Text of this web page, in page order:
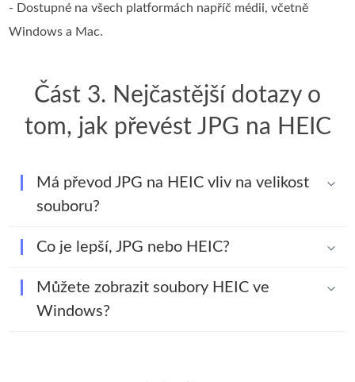
- Dostupné na všech platformách napříč médii, včetně
Windows a Mac.
Část 3. Nejčastější dotazy o
tom, jak převést JPG na HEIC
Má převod JPG na HEIC vliv na velikost
souboru?
Co je lepší, JPG nebo HEIC?
Můžete zobrazit soubory HEIC ve
Windows?